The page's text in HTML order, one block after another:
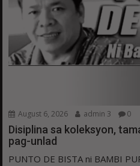
August 6, 2026 admin 3 0
Disiplina sa koleksyon,
pag-unlad
PUNTO DE BISTA ni BAMBI